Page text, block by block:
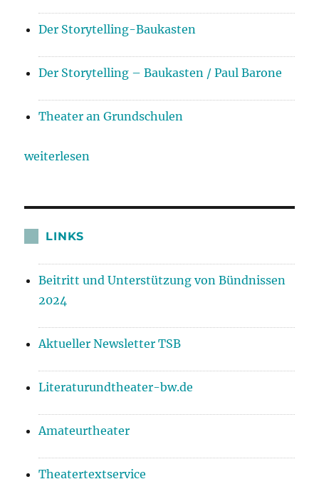
Der Storytelling-Baukasten
Der Storytelling – Baukasten / Paul Barone
Theater an Grundschulen
weiterlesen
LINKS
Beitritt und Unterstützung von Bündnissen
2024
Aktueller Newsletter TSB
Literaturundtheater-bw.de
Amateurtheater
Theatertextservice